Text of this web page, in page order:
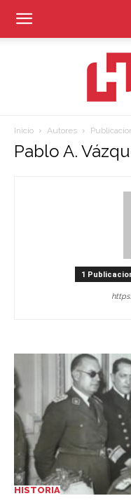
Inicio Autores
Pablo A.
1
HISTORIA